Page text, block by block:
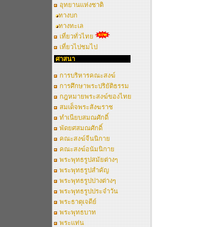
อุทยานแห่งชาติ
ทางบก
ทางทะเล
เที่ยวทั่วไทย
เที่ยวไปชมไป
ศาสนา
การบริหารคณะสงฆ์
การศึกษาพระปริยัติธรรม
กฎหมายพระสงฆ์ของไทย
สมเด็จพระสังฆราช
ทำเนียบสมณศักดิ์
พัดยศสมณศักดิ์
คณะสงฆ์จีนนิกาย
คณะสงฆ์อนัมนิกาย
พระพุทธรูปสมัยต่างๆ
พระพุทธรูปสำคัญ
พระพุทธรูปปางต่างๆ
พระพุทธรูปประจำวัน
พระธาตุเจดีย์
พระพุทธบาท
พระแท่น